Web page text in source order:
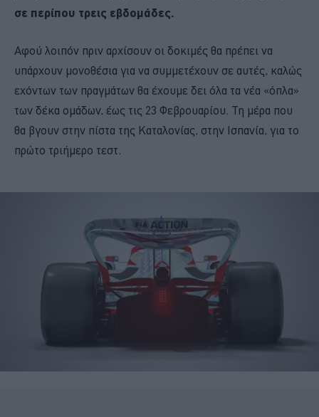
σε περίπου τρεις εβδομάδες.
Αφού λοιπόν πριν αρχίσουν οι δοκιμές θα πρέπει να
υπάρχουν μονοθέσια για να συμμετέχουν σε αυτές, καλώς
εχόντων των πραγμάτων θα έχουμε δει όλα τα νέα «όπλα»
των δέκα ομάδων, έως τις 23 Φεβρουαρίου. Τη μέρα που
θα βγουν στην πίστα της Καταλονίας, στην Ισπανία, για το
πρώτο τριήμερο τεστ.